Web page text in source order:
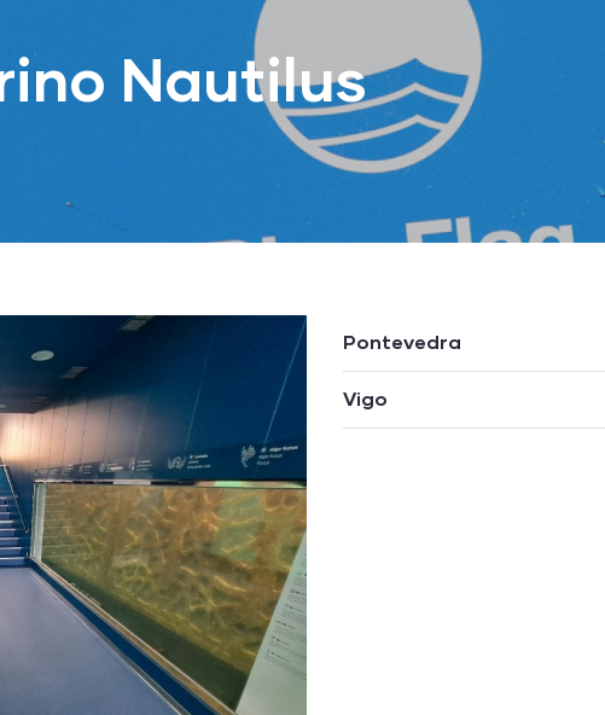
Nautilus
Pontevedra
Vigo